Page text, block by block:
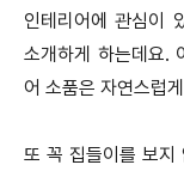
인테리어에 관심이
소개하게 하는데요.
어 소품은 자연스럽
또 꼭 집들이를 보지